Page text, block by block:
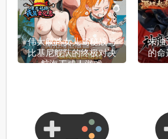
伟大航路女儿岛秘战与
比基尼舰队的终极对决
航海王成人游戏
来浊
的命